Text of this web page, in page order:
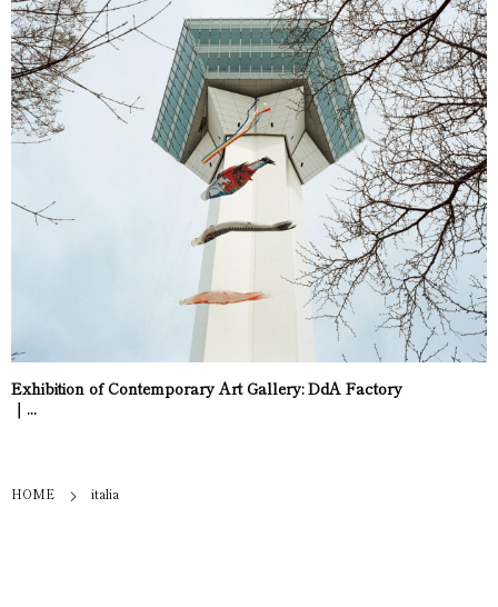
Exhibition of Contemporary Art Gallery: DdA Factory
｜...
HOME italia